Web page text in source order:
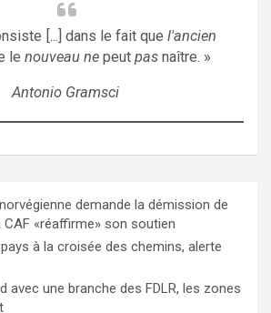
[...] dans le fait que l'ancien
le nouveau nepeut pasnaître. »
Antonio Gramsci
demande la démission de
CAF «réaffirme» son soutien
à la croisée des chemins, alerte
avec une branche des FDLR, les zones